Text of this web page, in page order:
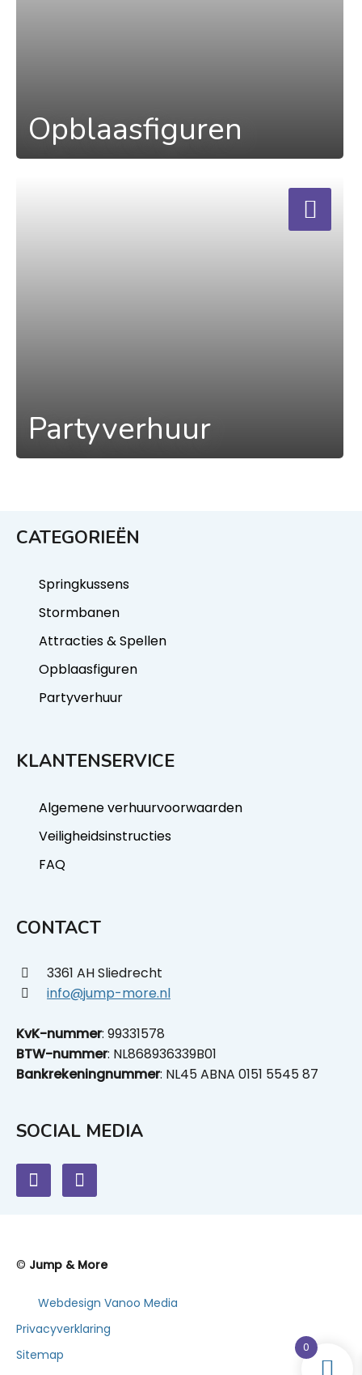
Opblaasfiguren
Partyverhuur
CATEGORIEËN
Springkussens
Stormbanen
Attracties & Spellen
Opblaasfiguren
Partyverhuur
KLANTENSERVICE
Algemene verhuurvoorwaarden
Veiligheidsinstructies
FAQ
CONTACT
3361 AH Sliedrecht
info@jump-more.nl
KvK-nummer: 99331578
BTW-nummer: NL868936339B01
Bankrekeningnummer: NL45 ABNA 0151 5545 87
SOCIAL MEDIA
© Jump & More
Webdesign Vanoo Media
Privacyverklaring
Sitemap
0